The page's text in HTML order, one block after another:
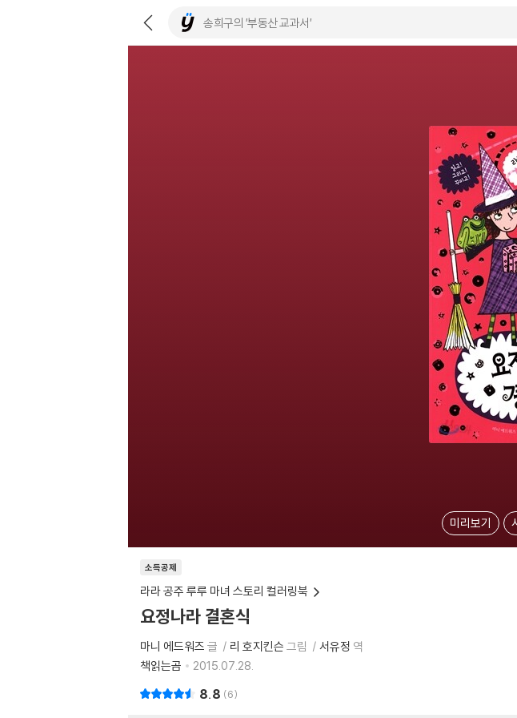
미리보기
소득공제
라라 공주 루루 마녀 스토리 컬러링북
요정나라 결혼식
마니 에드워즈 글 리 호지킨슨 그림 서유정 역
책읽는곰
2015.07.28.
8.8 6